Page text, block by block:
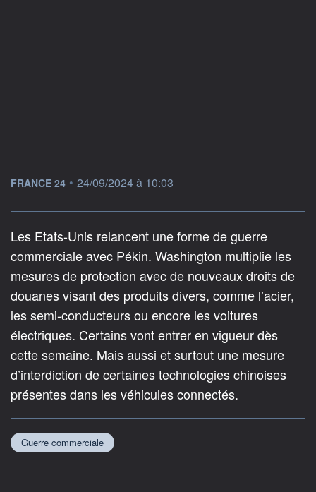
information fournie par
FRANCE 24 • 24/09/2024 à 10:03
Les Etats-Unis relancent une forme de guerre
commerciale avec Pékin. Washington multiplie les
mesures de protection avec de nouveaux droits de
douanes visant des produits divers, comme l’acier,
les semi-conducteurs ou encore les voitures
électriques. Certains vont entrer en vigueur dès
cette semaine. Mais aussi et surtout une mesure
d’interdiction de certaines technologies chinoises
présentes dans les véhicules connectés.
Guerre commerciale